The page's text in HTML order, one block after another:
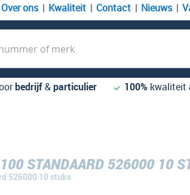
Over ons Kwaliteit Contact Nieuws
bedrijf&particulier 100% kwaliteit
STANDAARD 526000 10
526000 10 stuks